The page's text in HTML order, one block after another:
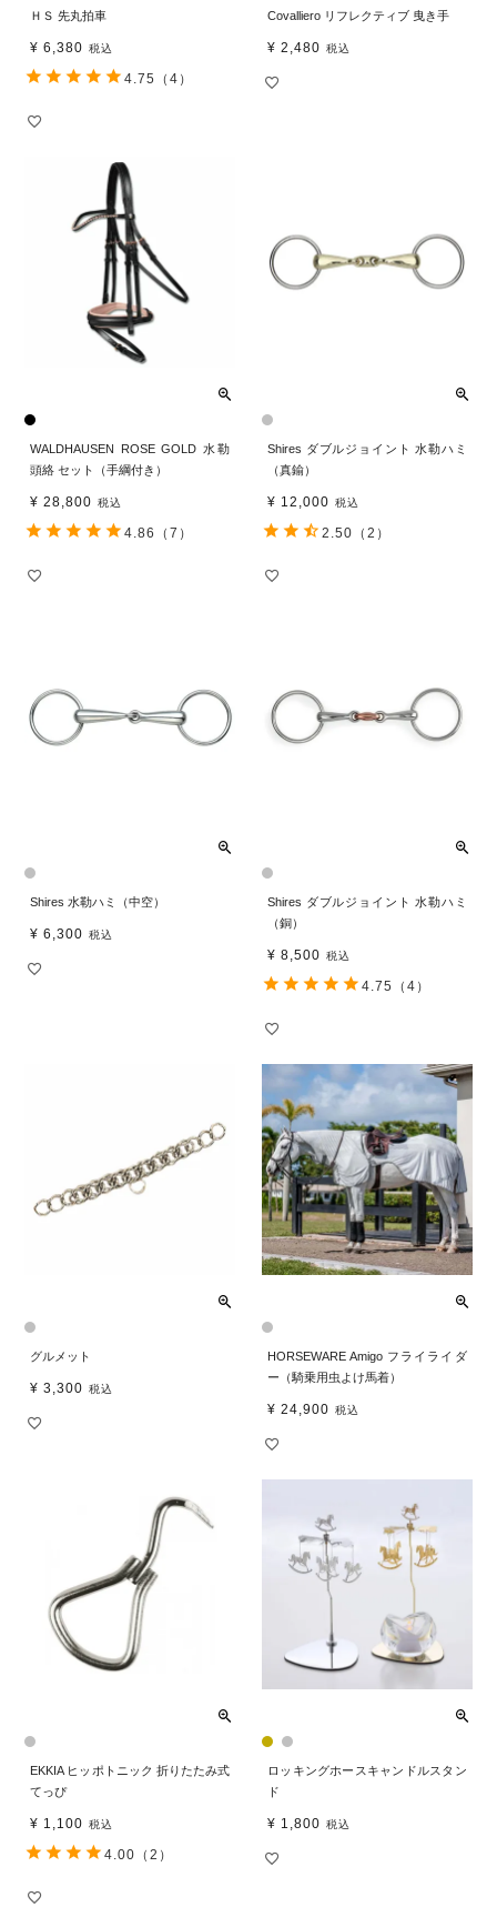
ＨＳ 先丸拍車
¥ 6,380 税込
4.75 （4）
Covalliero リフレクティブ 曳き手
¥ 2,480 税込
WALDHAUSEN ROSE GOLD 水勒
頭絡 セット（手綱付き）
¥ 28,800 税込
4.86 （7）
Shires ダブルジョイント 水勒ハミ
（真鍮）
¥ 12,000 税込
2.50 （2）
Shires 水勒ハミ（中空）
¥ 6,300 税込
Shires ダブルジョイント 水勒ハミ
（銅）
¥ 8,500 税込
4.75 （4）
グルメット
¥ 3,300 税込
HORSEWARE Amigo フライライダ
ー（騎乗用虫よけ馬着）
¥ 24,900 税込
EKKIA ヒッポトニック 折りたたみ式
てっぴ
¥ 1,100 税込
4.00 （2）
ロッキングホースキャンドルスタン
ド
¥ 1,800 税込